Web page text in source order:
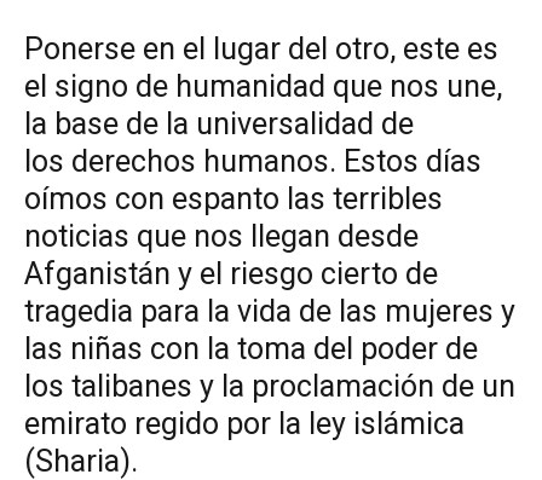
Ponerse en el lugar del otro, este es
el signo de humanidad que nos une,
la base de la universalidad de
los derechos humanos. Estos días
oímos con espanto las terribles
noticias que nos llegan desde
Afganistán y el riesgo cierto de
tragedia para la vida de las mujeres y
las niñas con la toma del poder de
los talibanes y la proclamación de un
emirato regido por la ley islámica
(Sharia).